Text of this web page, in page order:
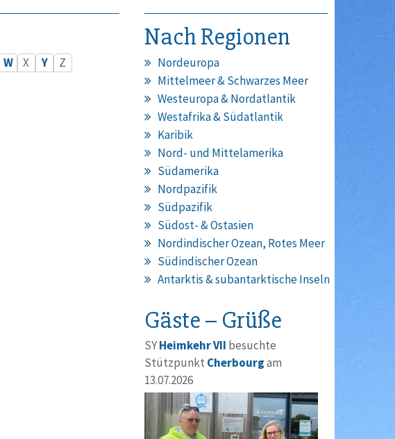
W X Y Z
Nach Regionen
Nordeuropa
Mittelmeer & Schwarzes Meer
Westeuropa & Nordatlantik
Westafrika & Südatlantik
Karibik
Nord- und Mittelamerika
Südamerika
Nordpazifik
Südpazifik
Südost- & Ostasien
Nordindischer Ozean, Rotes Meer
Südindischer Ozean
Antarktis & subantarktische Inseln
Gäste – Grüße
SYHeimkehr VII besuchte
Stützpunkt Cherbourgam
13.07.2026